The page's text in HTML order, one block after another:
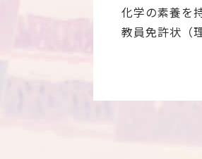
化学の素養を
教員免許状（